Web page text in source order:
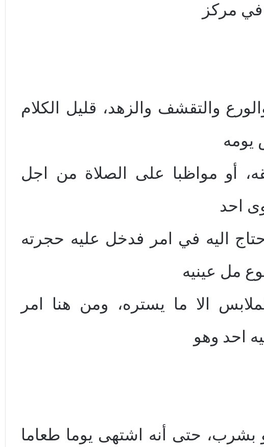
مركز
والتقشف والزهد، قليل الكلام
يومه
أو مواظبا على الصلاة من اجل
احد
احتاج اليه في امر فدخل عليه حجرته
مل عينيه
الا ما يستره، ومن هنا امر
احد وهو
بشرب، حتى أنه اشتهى يوما طعاما